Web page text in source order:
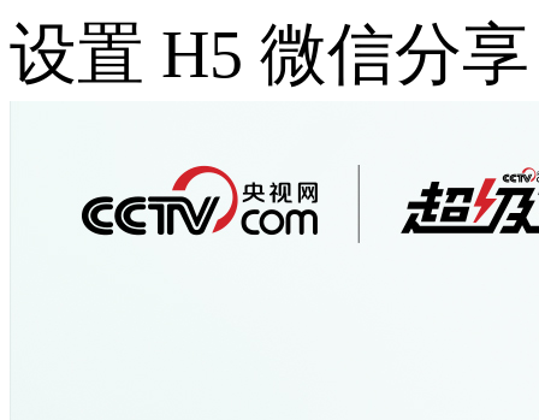
设置 H5 微信分享